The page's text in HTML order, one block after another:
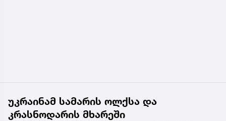
უკრაინამ სამარის ოლქსა და
კრასნოდარის მხარეში